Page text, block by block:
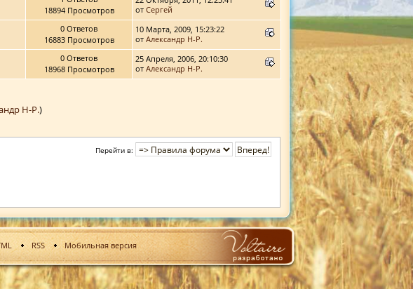
18894 Просмотров
от Сергей
0 Ответов
16883 Просмотров
10 Марта, 2009, 15:23:22
от Александр Н-Р.
0 Ответов
18968 Просмотров
25 Апреля, 2006, 20:10:30
от Александр Н-Р.
Н-Р.)
Перейти в:
RSS Мобильная версия